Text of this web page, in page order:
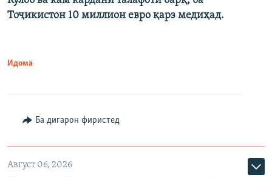
Тоҷикистон 10 миллион евро қарз медиҳад.
Идома
Ба дигарон фиристед
Август 06, 2026